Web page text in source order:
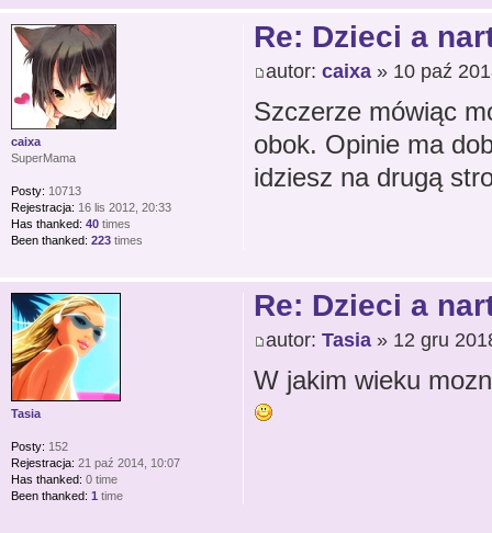
Re: Dzieci a
autor: caixa» 10 paź
Szczerze mówiąc
obok. Opinie ma
idziesz na drugą
caixa
SuperMama
Posty: 10713
Rejestracja: 16 lis 2012, 20:33
Has thanked: 40 times
Been thanked: 223 times
Re: Dzieci a
autor: Tasia» 12 gru
W jakim wieku
Tasia
Posty: 152
Rejestracja: 21 paź 2014, 10:07
Has thanked: 0 time
Been thanked: 1 time